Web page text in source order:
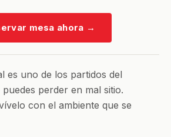
mesa ahora →
es uno de los partidos del
perder en mal sitio.
con el ambiente que se